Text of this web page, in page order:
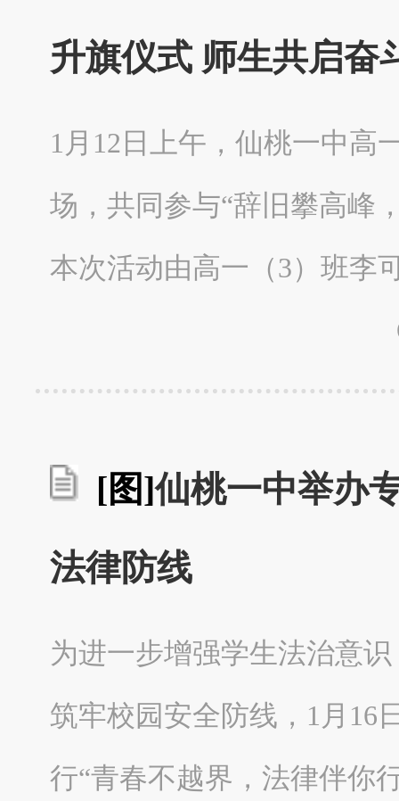
升旗仪式 师生共启
1月12日上午，仙桃一中高
场，共同参与“辞旧攀高峰
本次活动由高一（3）班李
[图]仙桃一中举办
法律防线
为进一步增强学生法治意
筑牢校园安全防线，1月16
行“青春不越界，法律伴你